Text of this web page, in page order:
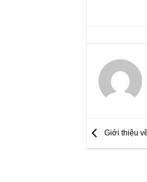
Giới thiệu